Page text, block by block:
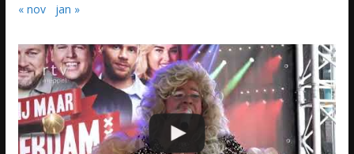
« nov jan »